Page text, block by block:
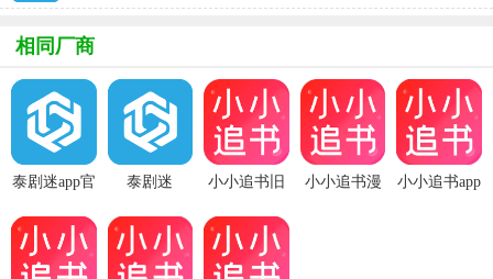
相同厂商
泰剧迷app官
泰剧迷
小小追书旧
小小追书漫
小小追书app